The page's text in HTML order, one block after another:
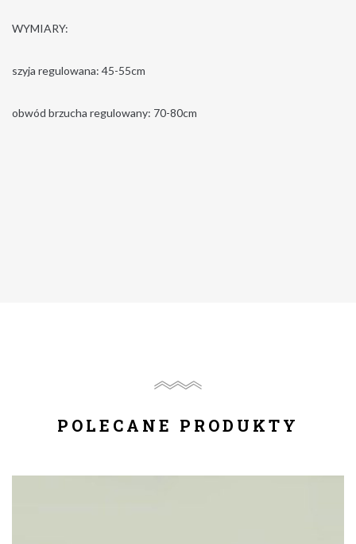
WYMIARY:
szyja regulowana: 45-55cm
obwód brzucha regulowany: 70-80cm
POLECANE PRODUKTY